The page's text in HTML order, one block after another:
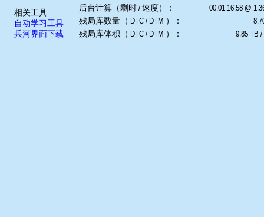
相关工具
自动学习工具
兵河界面下载
后台计算（剩时 / 速度）：
00:01:16:58 @
残局库数量（ DTC / DTM ）：
残局库体积（ DTC / DTM ）：
9.85 TB